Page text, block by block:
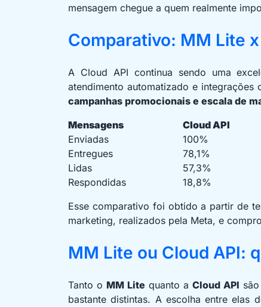
mensagem chegue a quem realmente
Comparativo: MM Lite
A Cloud API continua sendo uma
atendimento automatizado e
campanhas promocionais e escala de
Mensagens
Cloud API
Enviadas
100%
Entregues
78,1%
Lidas
57,3%
Respondidas
18,8%
Esse comparativo foi obtido a partir de
marketing, realizados pela Meta, e
MM Lite ou Cloud API:
Tanto o MM Lite quanto a Cloud API
bastante distintas. A escolha entre elas